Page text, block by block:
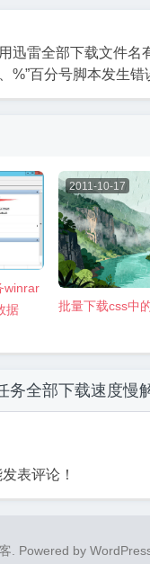
迅雷全部下载文件名
%”百分号脚本发生
winrar
据
2011-10-17
批量下载css中
务全部下载速度慢
表评论！
. Powered by